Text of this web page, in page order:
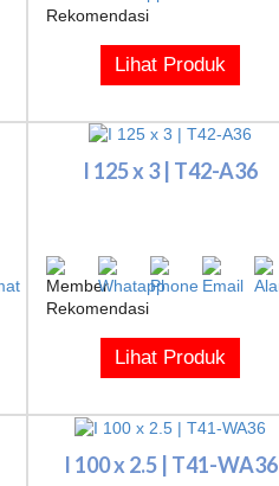
Lihat Produk
I 125 x 3 | T42-A36
Lihat Produk
I 100 x 2.5 | T41-WA36